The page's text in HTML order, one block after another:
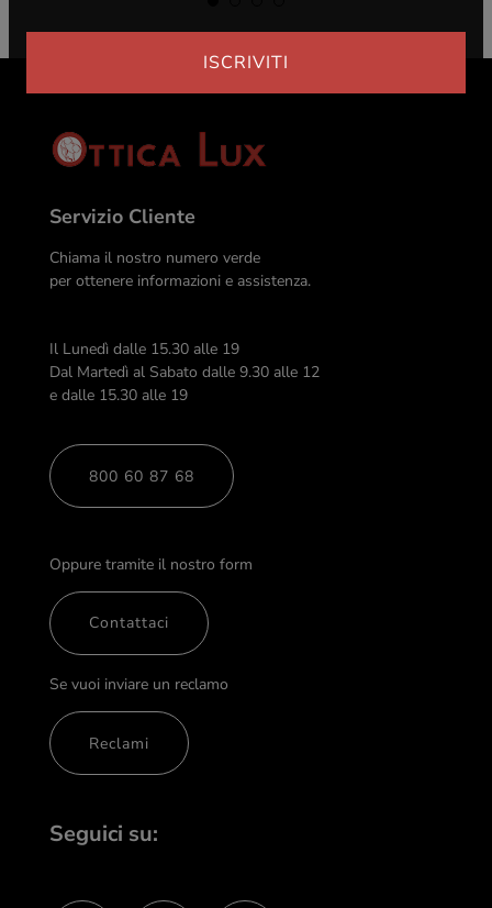
Servizio Cliente
Chiama il nostro numero verde
per ottenere informazioni e assistenza.
Il Lunedì dalle 15.30 alle 19
Dal Martedì al Sabato dalle 9.30 alle 12
e dalle 15.30 alle 19
800 60 87 68
Oppure tramite il nostro form
Contattaci
Se vuoi inviare un reclamo
Reclami
Seguici su:
ISCRIVITI